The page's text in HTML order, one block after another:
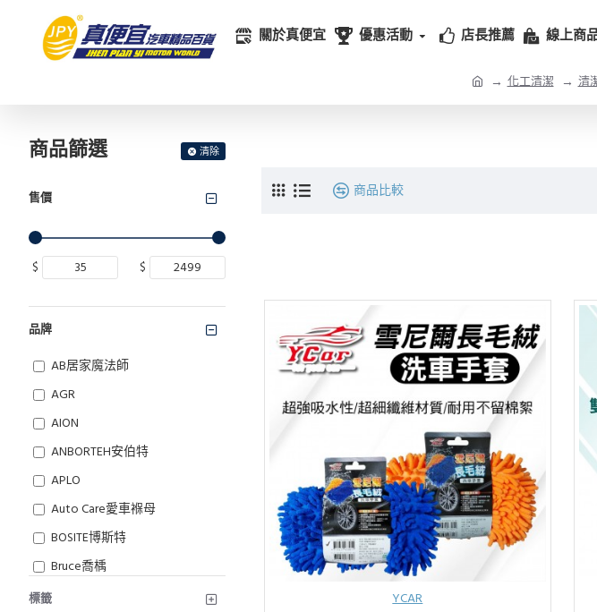
關於真便宜 優惠活動 店長推薦 線上商
化工清潔 清
商品篩選 清除
售價
$ $
品牌
AB居家魔法師
AGR
AION
ANBORTEH安伯特
APLO
Auto Care愛車褓母
BOSITE博斯特
Bruce喬楀
CARALL
標籤
商品比較
YCAR